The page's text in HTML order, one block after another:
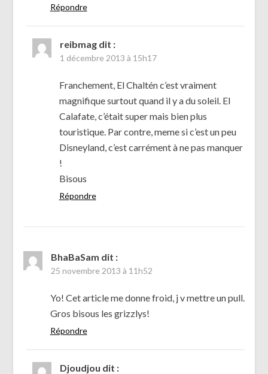
Répondre
reibmag dit :
1 décembre 2013 à 15h17
Franchement, El Chaltén c’est vraiment
magnifique surtout quand il y a du soleil. El
Calafate, c’était super mais bien plus
touristique. Par contre, meme si c’est un peu
Disneyland, c’est carrément à ne pas manquer
!
Bisous
Répondre
BhaBaSam dit :
25 novembre 2013 à 11h52
Yo! Cet article me donne froid, j v mettre un pull.
Gros bisous les grizzlys!
Répondre
Djoudjou dit :